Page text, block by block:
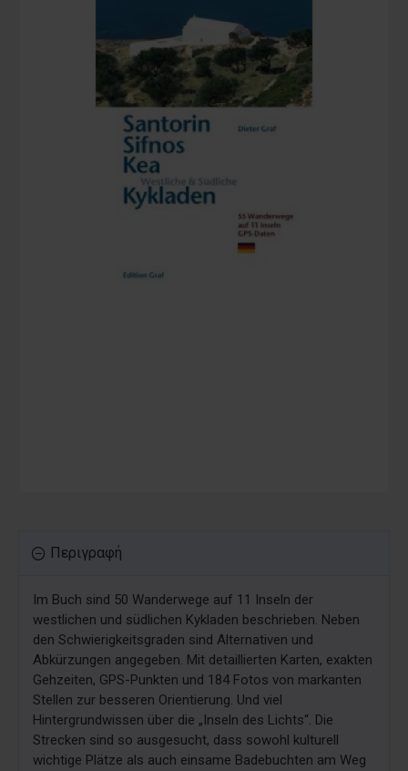
Περιγραφή
Im Buch sind 50 Wanderwege auf 11 Inseln der
westlichen und südlichen Kykladen beschrieben. Neben
den Schwierigkeitsgraden sind Alternativen und
Abkürzungen angegeben. Mit detaillierten Karten, exakten
Gehzeiten, GPS-Punkten und 184 Fotos von markanten
Stellen zur besseren Orientierung. Und viel
Hintergrundwissen über die „Inseln des Lichts“. Die
Strecken sind so ausgesucht, dass sowohl kulturell
wichtige Plätze als auch einsame Badebuchten am Weg